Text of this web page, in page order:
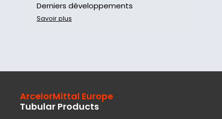
Derniers développements
Savoir plus
ArcelorMittal Europe
Tubular Products